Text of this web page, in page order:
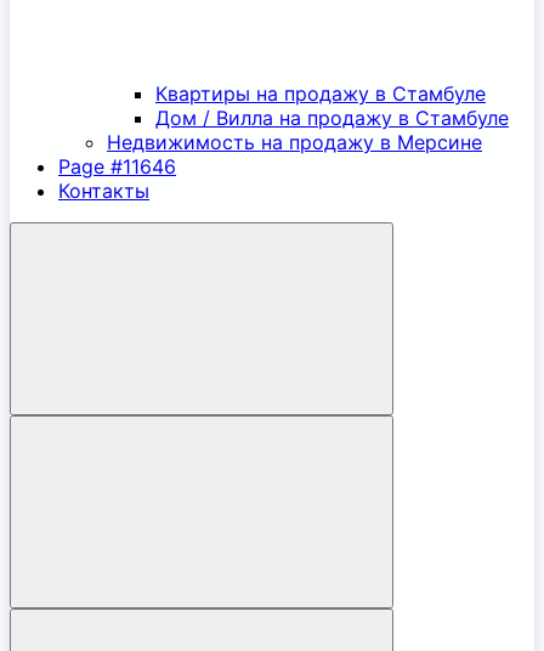
Квартиры на продажу в Стамбуле
Дом / Вилла на продажу в Стамбуле
Недвижимость на продажу в Мерсине
Page #11646
Контакты